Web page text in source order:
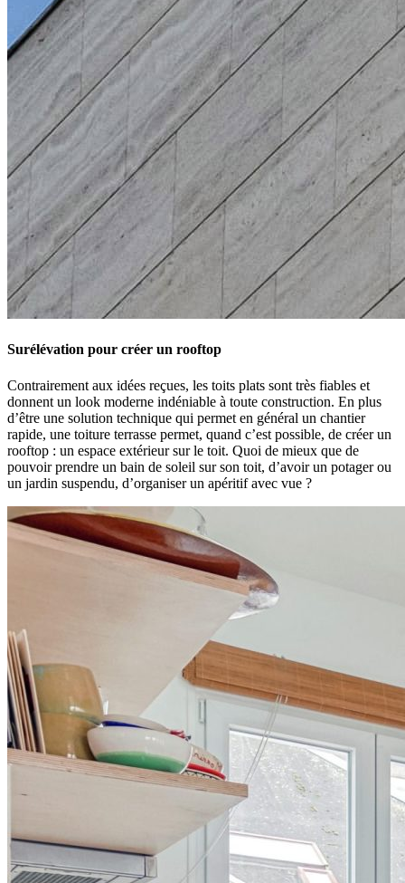
Surélévation pour créer un rooftop
Contrairement aux idées reçues, les toits plats sont très fiables et
donnent un look moderne indéniable à toute construction. En plus
d’être une solution technique qui permet en général un chantier
rapide, une toiture terrasse permet, quand c’est possible, de créer un
rooftop : un espace extérieur sur le toit. Quoi de mieux que de
pouvoir prendre un bain de soleil sur son toit, d’avoir un potager ou
un jardin suspendu, d’organiser un apéritif avec vue ?